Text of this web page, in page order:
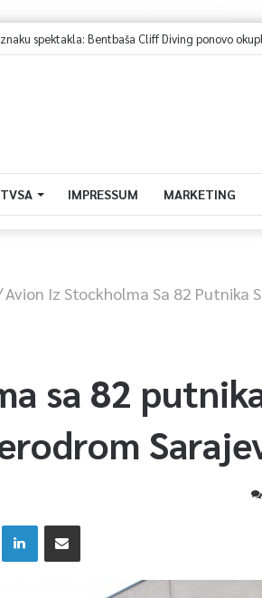
Kavazović na Igmanu: Bosna nije samo zemlja, već
TVSA IMPRESSUM MARKETING
Avion Iz Stockholma Sa 82 Putnika
sa 82